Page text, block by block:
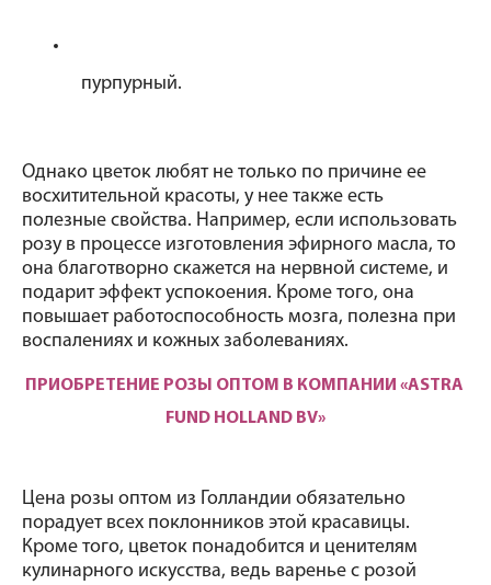
пурпурный.
Однако цветок любят не только по причине ее
восхитительной красоты, у нее также есть
полезные свойства. Например, если использовать
розу в процессе изготовления эфирного масла, то
она благотворно скажется на нервной системе, и
подарит эффект успокоения. Кроме того, она
повышает работоспособность мозга, полезна при
воспалениях и кожных заболеваниях.
ПРИОБРЕТЕНИЕ РОЗЫ ОПТОМ В КОМПАНИИ «ASTRA
FUND HOLLAND BV»
Цена розы оптом из Голландии обязательно
порадует всех поклонников этой красавицы.
Кроме того, цветок понадобится и ценителям
кулинарного искусства, ведь варенье с розой